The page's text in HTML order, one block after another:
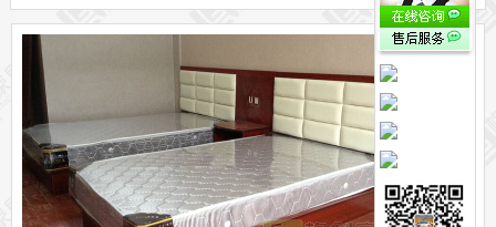
休闲椅
老板大班椅 职员办公椅 会议椅
人体工学椅
办公沙发|茶几系列
办公沙发
茶水柜
文件柜系列
地柜
副柜 间隔柜 矮柜 实木文件柜 板式文件柜
钢制文件柜
保密文件柜
前台接待系列
前台
接待家具